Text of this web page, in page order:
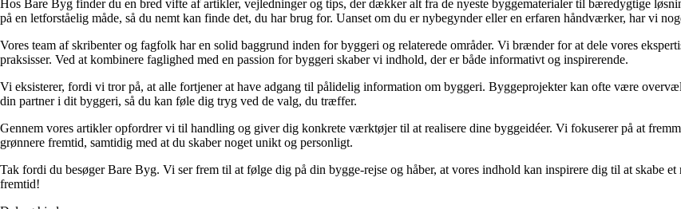
Hos Bare Byg finder du en bred vifte af artikler, vejledninger og tips, der dækker alt fra de nyeste byggematerialer til bæredygtige
på en letforståelig måde, så du nemt kan finde det, du har brug for. Uanset om du er nybegynder eller en erfaren håndværker, har vi
Vores team af skribenter og fagfolk har en solid baggrund inden for byggeri og relaterede områder. Vi brænder for at dele vores
praksisser. Ved at kombinere faglighed med en passion for byggeri skaber vi indhold, der er både informativt og inspirerende.
Vi eksisterer, fordi vi tror på, at alle fortjener at have adgang til pålidelig information om byggeri. Byggeprojekter kan ofte være
din partner i dit byggeri, så du kan føle dig tryg ved de valg, du træffer.
Gennem vores artikler opfordrer vi til handling og giver dig konkrete værktøjer til at realisere dine byggeidéer. Vi fokuserer på at
grønnere fremtid, samtidig med at du skaber noget unikt og personligt.
Tak fordi du besøger Bare Byg. Vi ser frem til at følge dig på din bygge-rejse og håber, at vores indhold kan inspirere dig til at skabe
fremtid!